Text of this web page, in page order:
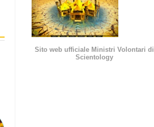
Sito web ufficiale Ministri Volontari di
Scientology